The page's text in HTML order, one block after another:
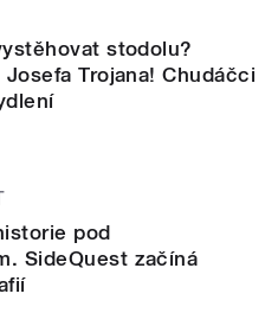
stodolu?
Trojana! Chudáčci
pod
SideQuest začíná